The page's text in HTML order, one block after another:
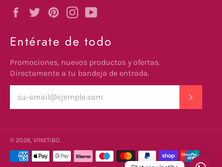
FacebookTwitterPinterestInstagram
Entérate de todo
Promociones, nuevos productos y ofertas.
Directamente a tu bandeja de entrada.
© 2026, VINETiBO
Métodos
de